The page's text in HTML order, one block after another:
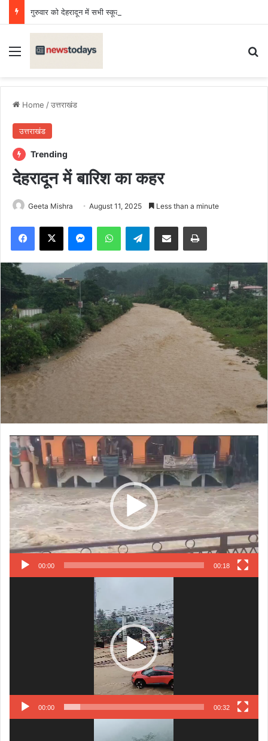
गुरुवार को देहरादून में सभी स्कूल और आंगनबाड़ी केंद्र बंद
Menu
Home /उत्तराखंड
उत्तराखंड
Trending
देहरादून में बारिश का कहर
Geeta Mishra August 11, 2025 Less than a minute
Facebook
X MessengerWhatsAppTelegramShare via Email Print
Video
Player
00:00 00:18
00:00 00:32